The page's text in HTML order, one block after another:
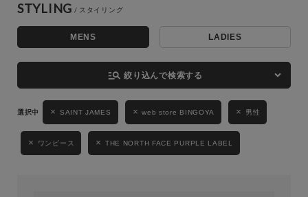
キーワード
性別
MENS LADIES KIDS
STYLING
MENS LADIES
manage_search 絞り込んで検索する
SAINT JAMES web store BINGOYA 男性
ワンピース THE NORTH FACE PURPLE LABEL